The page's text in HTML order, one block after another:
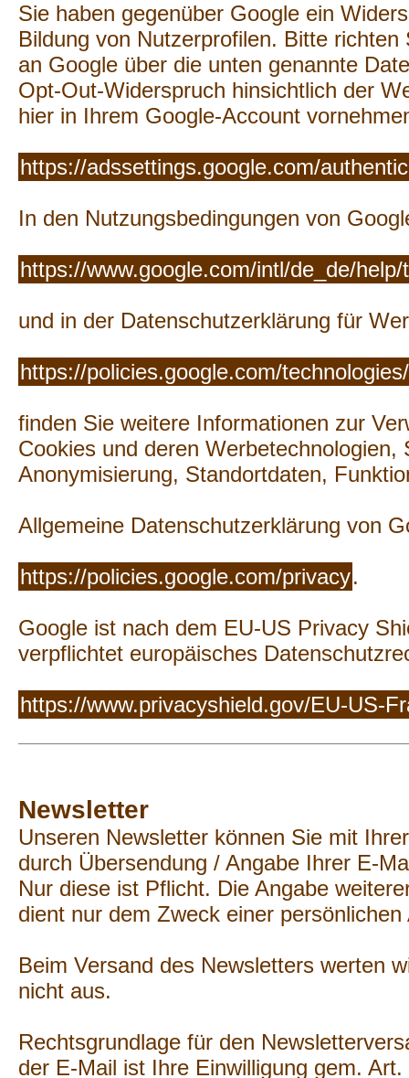
Sie haben gegenüber Google ein
Bildung von Nutzerprofilen. Bitte
an Google über die unten genannte
Opt-Out-Widerspruch hinsichtlich der
hier in Ihrem Google-Account
https://adssettings.google.com/
In den Nutzungsbedingungen von
https://www.google.com/intl/de_de/
und in der Datenschutzerklärung für
https://policies.google.com/
finden Sie weitere Informationen zur
Cookies und deren Werbetechnologien,
Anonymisierung, Standortdaten,
Allgemeine Datenschutzerklärung von
https://policies.google.com/privacy.
Google ist nach dem EU-US Privacy
verpflichtet europäisches
https://www.privacyshield.gov/EU-US-
Newsletter
Unseren Newsletter können Sie mit
durch Übersendung / Angabe Ihrer E-
Nur diese ist Pflicht. Die Angabe
dient nur dem Zweck einer persönlichen
Beim Versand des Newsletters werten
nicht aus.
Rechtsgrundlage für den
der E-Mail ist Ihre Einwilligung gem.